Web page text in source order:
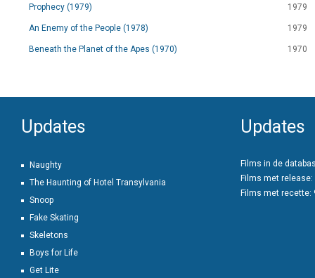
Prophecy (1979) 1979
An Enemy of the People (1978) 1979
Beneath the Planet of the Apes (1970) 1970
Updates
Naughty
The Haunting of Hotel Transylvania
Snoop
Fake Skating
Skeletons
Boys for Life
Get Lite
Updates
Films in de
Films met release:
Films met recette: